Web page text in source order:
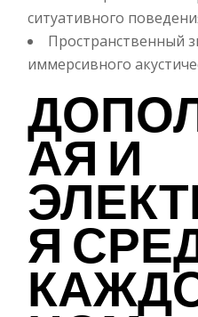
ситуативного
Пространственный
иммерсивного
АЯ И
Я